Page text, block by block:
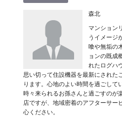
森北
マンション
うイメージ
喰や無垢の
ョンの既成
れたログハ
思い切って住設機器を最新にされた
ります。心地のよい時間を過ごして
時々来られるお孫さんと過ごすのが
店ですが、地域密着のアフターサー
心ください。